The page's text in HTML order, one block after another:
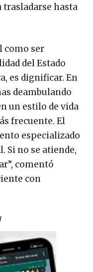
trasladarse hasta
como ser
del Estado
es dignificar. En
deambulando
un estilo de vida
frecuente. El
especializado
Si no se atiende,
comentó
con